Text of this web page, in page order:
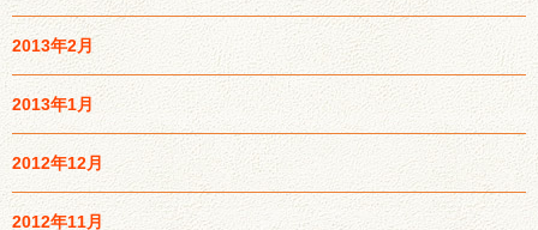
2013年2月
2013年1月
2012年12月
2012年11月